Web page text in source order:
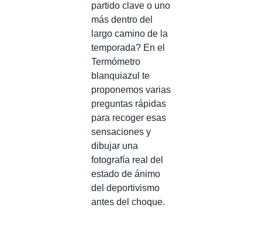
partido clave o uno
más dentro del
largo camino de la
temporada? En el
Termómetro
blanquiazul te
proponemos varias
preguntas rápidas
para recoger esas
sensaciones y
dibujar una
fotografía real del
estado de ánimo
del deportivismo
antes del choque.